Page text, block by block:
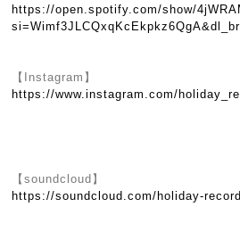
https://open.spotify.com/show/
【Instagram】
https://www.instagram.com/
【soundcloud】
https://soundcloud.com/holiday-